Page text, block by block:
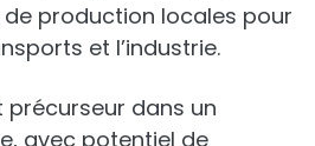
production locales pour
et l’industrie.
précurseur dans un
avec potentiel de